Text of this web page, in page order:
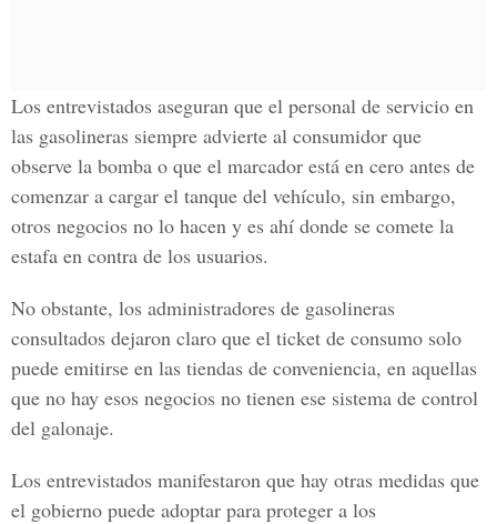
Los entrevistados aseguran que el personal de servicio en
las gasolineras siempre advierte al consumidor que
observe la bomba o que el marcador está en cero antes de
comenzar a cargar el tanque del vehículo, sin embargo,
otros negocios no lo hacen y es ahí donde se comete la
estafa en contra de los usuarios.
No obstante, los administradores de gasolineras
consultados dejaron claro que el ticket de consumo solo
puede emitirse en las tiendas de conveniencia, en aquellas
que no hay esos negocios no tienen ese sistema de control
del galonaje.
Los entrevistados manifestaron que hay otras medidas que
el gobierno puede adoptar para proteger a los